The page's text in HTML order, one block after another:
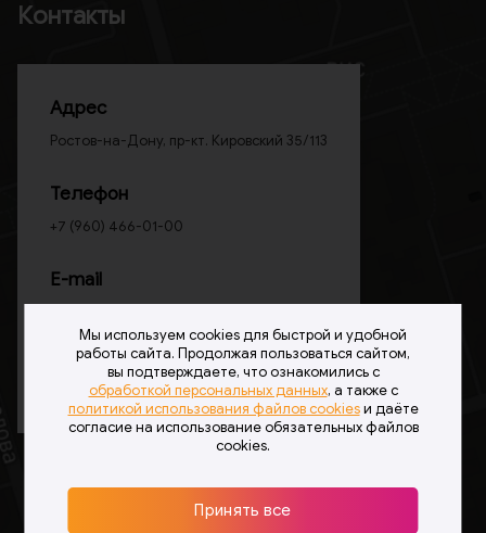
Контакты
Адрес
Ростов-на-Дону, пр-кт. Кировский 35/113
Телефон
+7 (960) 466-01-00
E-mail
Оставить заявку
Мы используем cookies для быстрой и удобной
работы сайта. Продолжая пользоваться сайтом,
вы подтверждаете, что ознакомились с
обработкой персональных данных, а также с
политикой использования файлов cookiesи даёте
согласие на использование обязательных файлов
cookies.
Принять все